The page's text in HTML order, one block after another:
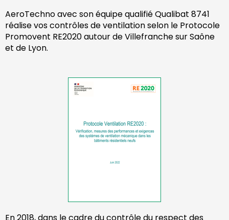
AeroTechno avec son équipe qualifié Qualibat 8741
réalise vos contrôles de ventilation selon le Protocole
Promovent RE2020 autour de Villefranche sur Saône
et de Lyon.